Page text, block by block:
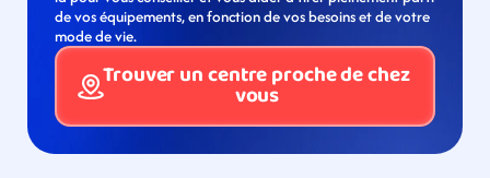
de vos équipements, en fonction de vos besoins et de votre
mode de vie.
Trouver un centre proche de chez
vous